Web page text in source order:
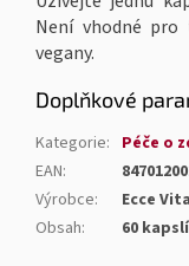
Není vhodné
vegany.
Doplňkové
Kategorie: Péče o
EAN:
Výrobce:
Ecce Vita
Obsah: 60 kapslí